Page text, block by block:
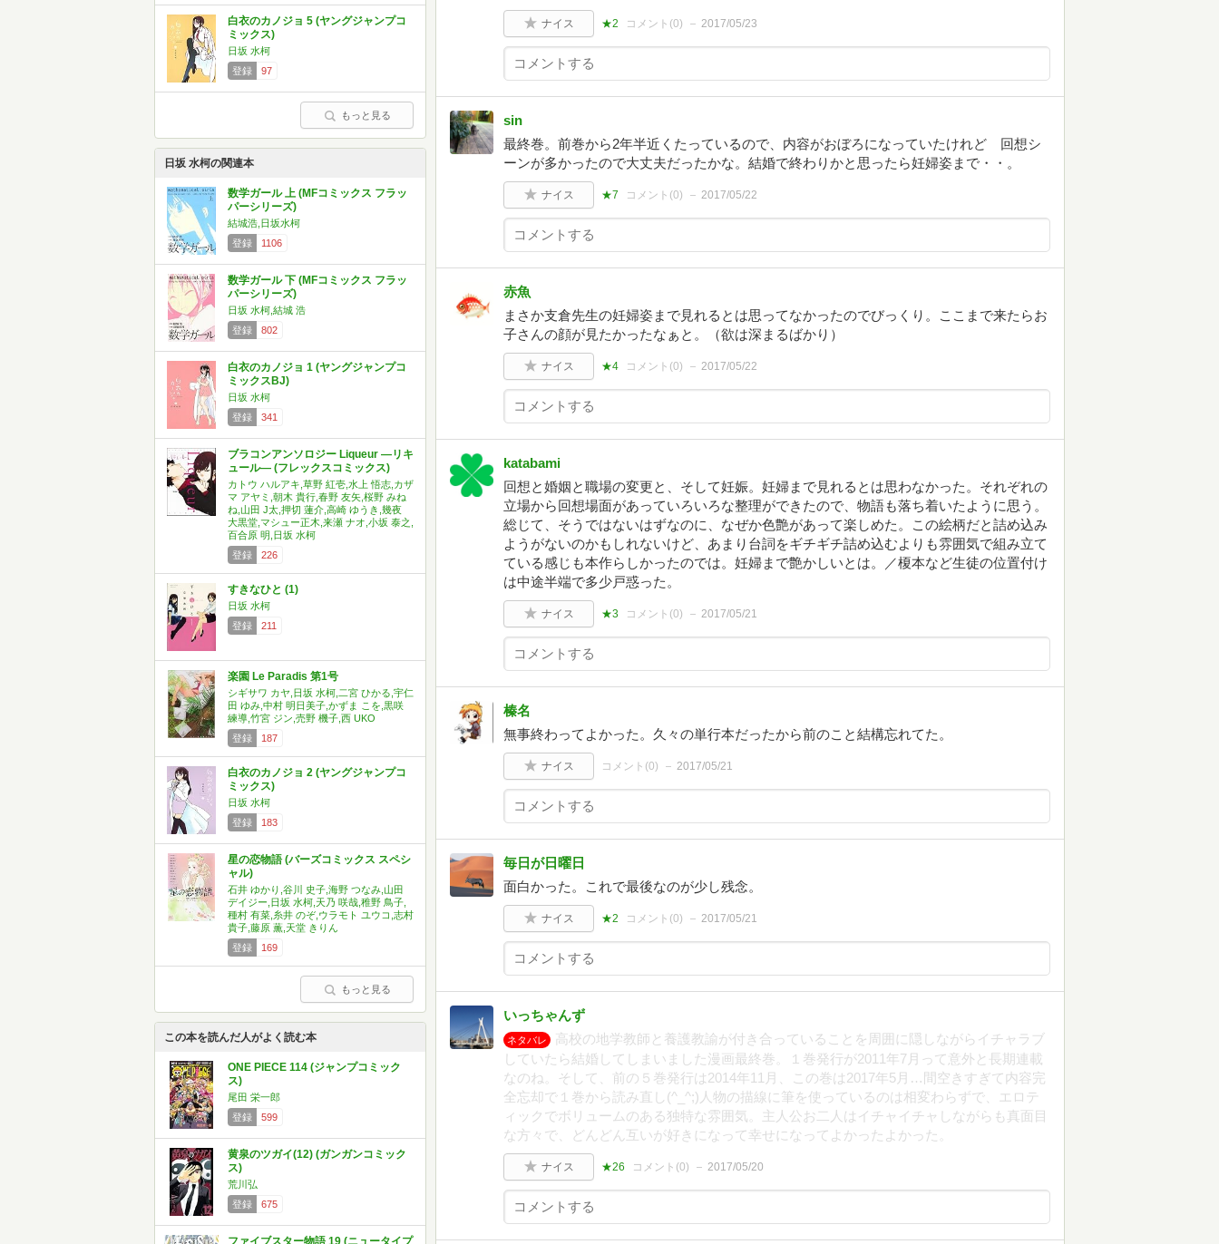
白衣のカノジョ 5 (ヤングジャンプコ
ミックス)
日坂 水柯
登録
97
もっと見る
日坂 水柯の関連本
数学ガール 上 (MFコミックス フラッ
パーシリーズ)
結城浩,日坂水柯
登録
1106
数学ガール 下 (MFコミックス フラッ
パーシリーズ)
日坂 水柯,結城 浩
登録
802
白衣のカノジョ 1 (ヤングジャンプコ
ミックスBJ)
日坂 水柯
登録
341
ブラコンアンソロジー Liqueur ―リキ
ュール― (フレックスコミックス)
カトウ ハルアキ,草野 紅壱,水上 悟志,カザ
マ アヤミ,朝木 貴行,春野 友矢,桜野 みね
ね,山田 J太,押切 蓮介,高崎 ゆうき,幾夜
大黒堂,マシュー正木,来瀬 ナオ,小坂 泰之,
百合原 明,日坂 水柯
登録
226
すきなひと (1)
日坂 水柯
登録
211
楽園 Le Paradis 第1号
シギサワ カヤ,日坂 水柯,二宮 ひかる,宇仁
田 ゆみ,中村 明日美子,かずま こを,黒咲
練導,竹宮 ジン,売野 機子,西 UKO
登録
187
白衣のカノジョ 2 (ヤングジャンプコ
ミックス)
日坂 水柯
登録
183
星の恋物語 (バーズコミックス スペシ
ャル)
石井 ゆかり,谷川 史子,海野 つなみ,山田
デイジー,日坂 水柯,天乃 咲哉,稚野 鳥子,
種村 有菜,糸井 のぞ,ウラモト ユウコ,志村
貴子,藤原 薫,天堂 きりん
登録
169
もっと見る
この本を読んだ人がよく読む本
ONE PIECE 114 (ジャンプコミック
ス)
尾田 栄一郎
登録
599
黄泉のツガイ(12) (ガンガンコミック
ス)
荒川弘
登録
675
ファイブスター物語 19 (ニュータイプ
ナイス ★2 コメント(0) 2017/05/23
sin
最終巻。前巻から2年半近くたっているので、内容がおぼろになっていたけれど 回想シ
ーンが多かったので大丈夫だったかな。結婚で終わりかと思ったら妊婦姿まで・・。
ナイス ★7 コメント(0) 2017/05/22
赤魚
まさか支倉先生の妊婦姿まで見れるとは思ってなかったのでびっくり。ここまで来たらお
子さんの顔が見たかったなぁと。（欲は深まるばかり）
ナイス ★4 コメント(0) 2017/05/22
katabami
回想と婚姻と職場の変更と、そして妊娠。妊婦まで見れるとは思わなかった。それぞれの
立場から回想場面があっていろいろな整理ができたので、物語も落ち着いたように思う。
総じて、そうではないはずなのに、なぜか色艶があって楽しめた。この絵柄だと詰め込み
ようがないのかもしれないけど、あまり台詞をギチギチ詰め込むよりも雰囲気で組み立て
ている感じも本作らしかったのでは。妊婦まで艶かしいとは。／榎本など生徒の位置付け
は中途半端で多少戸惑った。
ナイス ★3 コメント(0) 2017/05/21
榛名
無事終わってよかった。久々の単行本だったから前のこと結構忘れてた。
ナイス コメント(0) 2017/05/21
毎日が日曜日
面白かった。これで最後なのが少し残念。
ナイス ★2 コメント(0) 2017/05/21
いっちゃんず
ネタバレ
高校の地学教師と養護教諭が付き合っていることを周囲に隠しながらイチャラブ
していたら結婚してしまいました漫画最終巻。１巻発行が2011年7月って意外と長期連載
なのね。そして、前の５巻発行は2014年11月、この巻は2017年5月…間空きすぎて内容完
全忘却で１巻から読み直し(^_^;)人物の描線に筆を使っているのは相変わらずで、エロテ
ィックでボリュームのある独特な雰囲気。主人公お二人はイチャイチャしながらも真面目
な方々で、どんどん互いが好きになって幸せになってよかったよかった。
ナイス ★26 コメント(0) 2017/05/20